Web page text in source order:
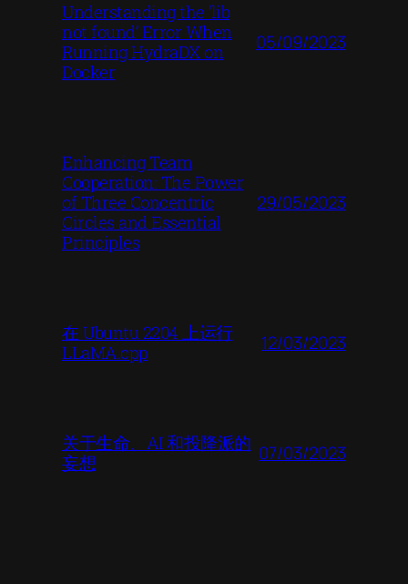
Understanding the ‘lib
not found’ Error When
Running HydraDX on
Docker
05/09/2023
Enhancing Team
Cooperation: The Power
of Three Concentric
Circles and Essential
Principles
29/05/2023
在 Ubuntu 2204 上运行
LLaMA.cpp
12/03/2023
关于生命、AI 和投降派的
妄想
07/03/2023